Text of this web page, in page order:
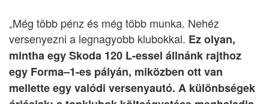
„Még több pénz és még több munka. Nehéz
versenyezni a legnagyobb klubokkal. Ez olyan,
mintha egy Skoda 120 L-essel állnánk rajthoz
egy Forma–1-es pályán, miközben ott van
mellette egy valódi versenyautó. A különbségek